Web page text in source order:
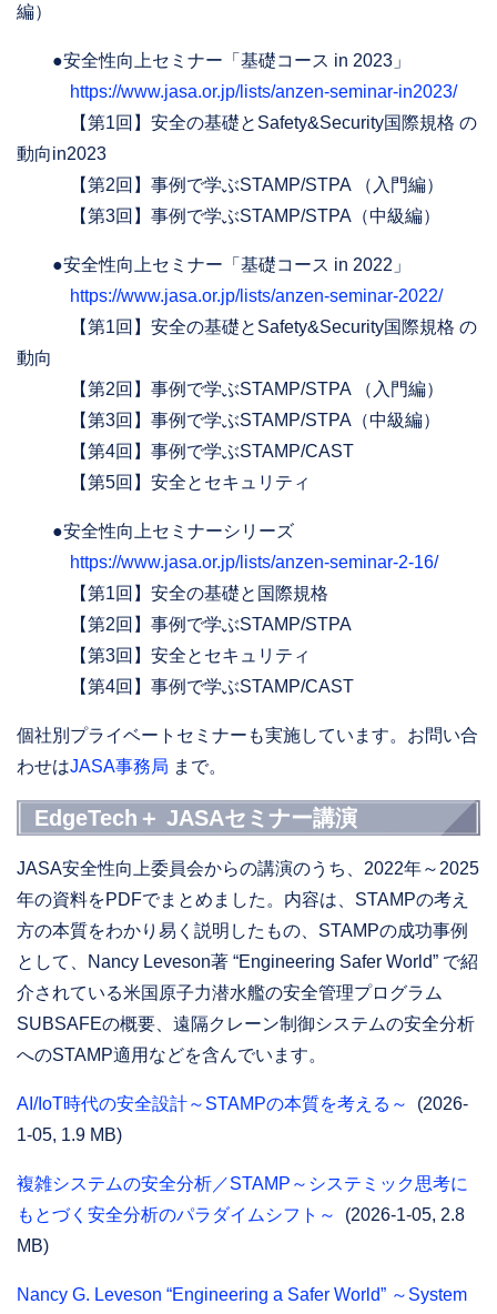
編）
●安全性向上セミナー「基礎コース in 2023」
https://www.jasa.or.jp/lists/anzen-seminar-in2023/
【第1回】安全の基礎とSafety&Security国際規格 の
動向in2023
【第2回】事例で学ぶSTAMP/STPA （入門編）
【第3回】事例で学ぶSTAMP/STPA（中級編）
●安全性向上セミナー「基礎コース in 2022」
https://www.jasa.or.jp/lists/anzen-seminar-2022/
【第1回】安全の基礎とSafety&Security国際規格 の
動向
【第2回】事例で学ぶSTAMP/STPA （入門編）
【第3回】事例で学ぶSTAMP/STPA（中級編）
【第4回】事例で学ぶSTAMP/CAST
【第5回】安全とセキュリティ
●安全性向上セミナーシリーズ
https://www.jasa.or.jp/lists/anzen-seminar-2-16/
【第1回】安全の基礎と国際規格
【第2回】事例で学ぶSTAMP/STPA
【第3回】安全とセキュリティ
【第4回】事例で学ぶSTAMP/CAST
個社別プライベートセミナーも実施しています。お問い合
わせはJASA事務局 まで。
EdgeTech＋ JASAセミナー講演
JASA安全性向上委員会からの講演のうち、2022年～2025
年の資料をPDFでまとめました。内容は、STAMPの考え
方の本質をわかり易く説明したもの、STAMPの成功事例
として、Nancy Leveson著 “Engineering Safer World” で紹
介されている米国原子力潜水艦の安全管理プログラム
SUBSAFEの概要、遠隔クレーン制御システムの安全分析
へのSTAMP適用などを含んでいます。
AI/IoT時代の安全設計～STAMPの本質を考える～
(2026-
1-05, 1.9 MB)
複雑システムの安全分析／STAMP～システミック思考に
もとづく安全分析のパラダイムシフト～
(2026-1-05, 2.8
MB)
Nancy G. Leveson “Engineering a Safer World” ～System